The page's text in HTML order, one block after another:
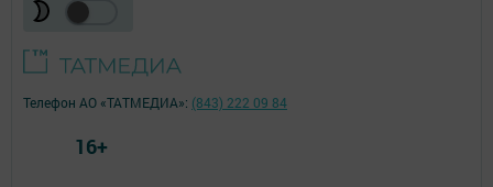
Телефон АО «ТАТМЕДИА»: (843) 222 09 84
16+